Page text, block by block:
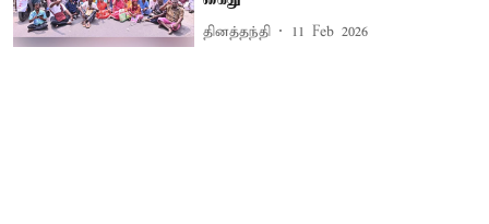
தினத்தந்தி 11 Feb 2026